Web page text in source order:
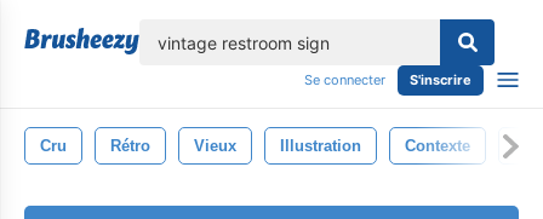
Se connecter S'inscrire
Cru Rétro Vieux Illustration Contexte